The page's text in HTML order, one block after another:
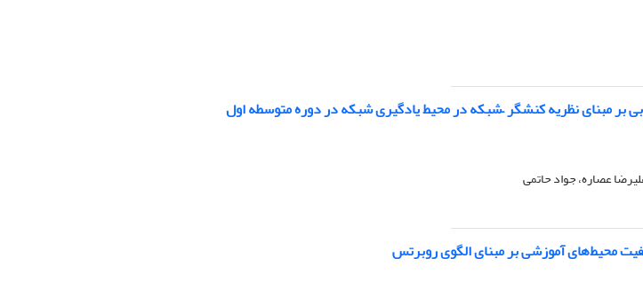
بر مبنای نظریه کنشگر –شبکه در محیط یادگیری شبکه در دوره متوسطه اول
عصاره، جواد حاتمی
محیط‌های آموزشی بر مبنای الگوی روبرتس